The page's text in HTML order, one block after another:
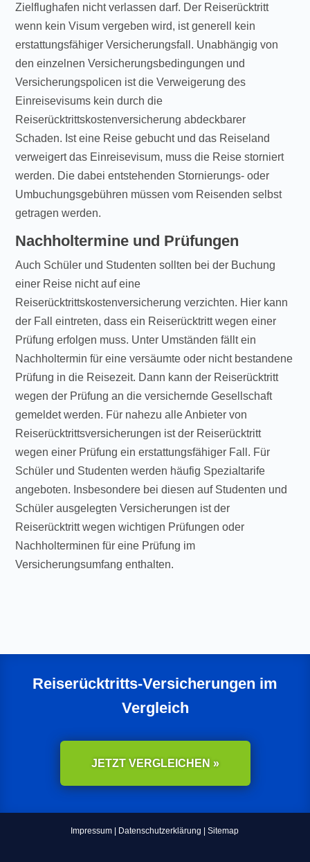
Zielflughafen nicht verlassen darf. Der Reiserücktritt
wenn kein Visum vergeben wird, ist generell kein
erstattungsfähiger Versicherungsfall. Unabhängig von
den einzelnen Versicherungsbedingungen und
Versicherungspolicen ist die Verweigerung des
Einreisevisums kein durch die
Reiserücktrittskostenversicherung abdeckbarer
Schaden. Ist eine Reise gebucht und das Reiseland
verweigert das Einreisevisum, muss die Reise storniert
werden. Die dabei entstehenden Stornierungs- oder
Umbuchungsgebühren müssen vom Reisenden selbst
getragen werden.
Nachholtermine und Prüfungen
Auch Schüler und Studenten sollten bei der Buchung
einer Reise nicht auf eine
Reiserücktrittskostenversicherung verzichten. Hier kann
der Fall eintreten, dass ein Reiserücktritt wegen einer
Prüfung erfolgen muss. Unter Umständen fällt ein
Nachholtermin für eine versäumte oder nicht bestandene
Prüfung in die Reisezeit. Dann kann der Reiserücktritt
wegen der Prüfung an die versichernde Gesellschaft
gemeldet werden. Für nahezu alle Anbieter von
Reiserücktrittsversicherungen ist der Reiserücktritt
wegen einer Prüfung ein erstattungsfähiger Fall. Für
Schüler und Studenten werden häufig Spezialtarife
angeboten. Insbesondere bei diesen auf Studenten und
Schüler ausgelegten Versicherungen ist der
Reiserücktritt wegen wichtigen Prüfungen oder
Nachholterminen für eine Prüfung im
Versicherungsumfang enthalten.
Reiserücktritts-Versicherungen im
Vergleich
JETZT VERGLEICHEN »
Impressum | Datenschutzerklärung |Sitemap